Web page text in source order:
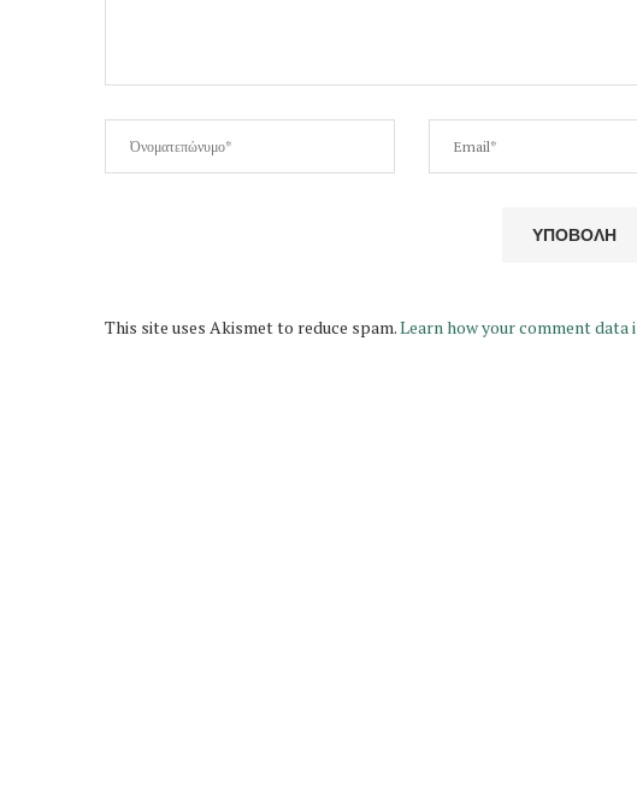
This site uses Akismet to reduce spam.Learn how your comment data